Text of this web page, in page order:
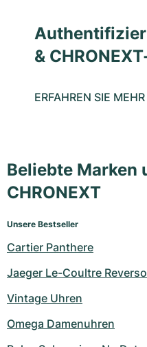
&
ERFAHREN SIE MEHR
Beliebte Marken
CHRONEXT
Unsere Bestseller
Cartier Panthere
Jaeger Le-Coultre Reverso
Vintage Uhren
Omega Damenuhren